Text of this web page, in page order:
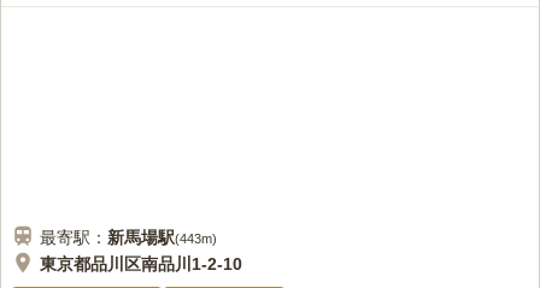
最寄駅： 新馬場駅(443m)
東京都品川区南品川1-2-10